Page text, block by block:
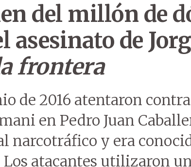
del millón de
asesinato de
frontera
de 2016 atentaron
en Pedro Juan
narcotráfico y era
atacantes utilizaron